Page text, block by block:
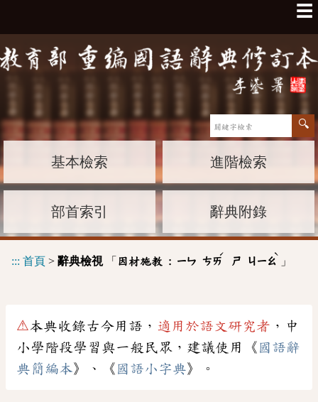
☰
基本檢索 進階檢索
部首索引 辭典附錄
::: 首頁 > 辭典檢視「 因材施教 : ㄧㄣ ㄘㄞ
ˊ
ㄕ ㄐㄧㄠ
ˋ
」
⚠本典收錄古今用語， 適用於語文研究者 ，中
小學階段學習與一般民眾，建議使用《 國語辭
典簡編本》、《 國語小字典》。